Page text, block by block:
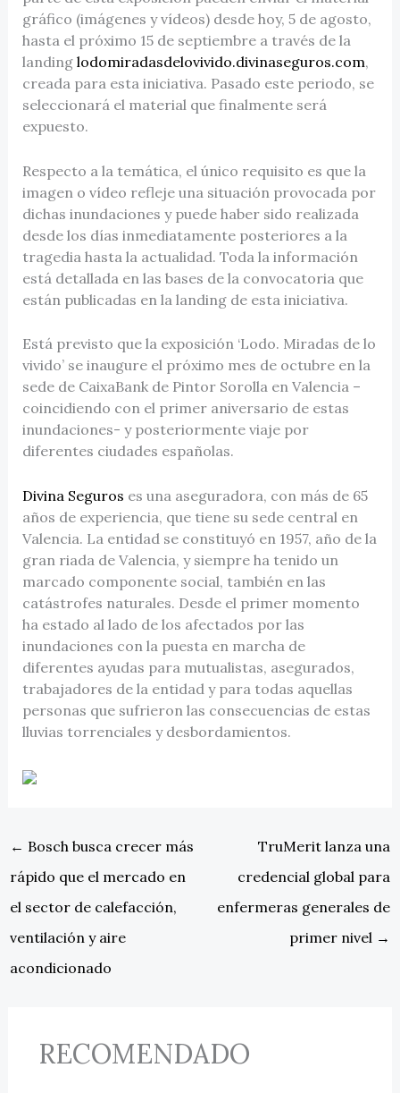
gráfico (imágenes y vídeos) desde hoy, 5 de agosto,
hasta el próximo 15 de septiembre a través de la
landing lodomiradasdelovivido.divinaseguros.com,
creada para esta iniciativa. Pasado este periodo, se
seleccionará el material que finalmente será
expuesto.
Respecto a la temática, el único requisito es que la
imagen o vídeo refleje una situación provocada por
dichas inundaciones y puede haber sido realizada
desde los días inmediatamente posteriores a la
tragedia hasta la actualidad. Toda la información
está detallada en las bases de la convocatoria que
están publicadas en la landing de esta iniciativa.
Está previsto que la exposición ‘Lodo. Miradas de lo
vivido’ se inaugure el próximo mes de octubre en la
sede de CaixaBank de Pintor Sorolla en Valencia –
coincidiendo con el primer aniversario de estas
inundaciones- y posteriormente viaje por
diferentes ciudades españolas.
Divina Seguros es una aseguradora, con más de 65
años de experiencia, que tiene su sede central en
Valencia. La entidad se constituyó en 1957, año de la
gran riada de Valencia, y siempre ha tenido un
marcado componente social, también en las
catástrofes naturales. Desde el primer momento
ha estado al lado de los afectados por las
inundaciones con la puesta en marcha de
diferentes ayudas para mutualistas, asegurados,
trabajadores de la entidad y para todas aquellas
personas que sufrieron las consecuencias de estas
lluvias torrenciales y desbordamientos.
← Bosch busca crecer más
rápido que el mercado en
el sector de calefacción,
ventilación y aire
acondicionado
TruMerit lanza una
credencial global para
enfermeras generales de
primer nivel →
RECOMENDADO